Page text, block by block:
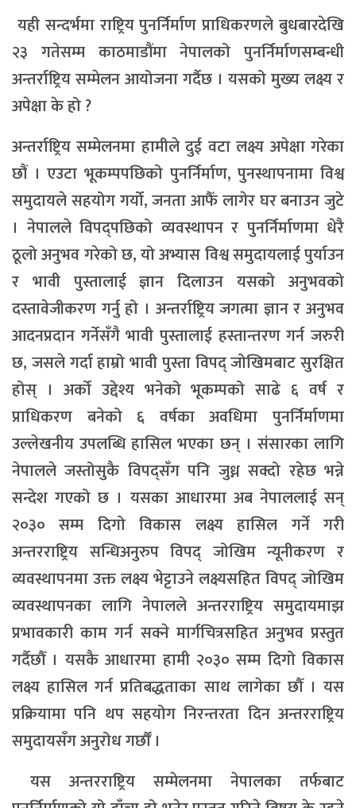
यही सन्दर्भमा राष्ट्रिय पुनर्निर्माण प्राधिकरणले बुधबारदेखि
२३ गतेसम्म काठमाडौंमा नेपालको पुनर्निर्माणसम्बन्धी
अन्तर्राष्ट्रिय सम्मेलन आयोजना गर्दैछ । यसको मुख्य लक्ष्य र
अपेक्षा के हो ?
अन्तर्राष्ट्रिय सम्मेलनमा हामीले दुई वटा लक्ष्य अपेक्षा गरेका
छौं । एउटा भूकम्पपछिको पुनर्निर्माण, पुनस्थापनामा विश्व
समुदायले सहयोग गर्यो, जनता आफैँ लागेर घर बनाउन जुटे
। नेपालले विपद्पछिको व्यवस्थापन र पुनर्निर्माणमा धेरै
ठूलो अनुभव गरेको छ, यो अभ्यास विश्व समुदायलाई पुर्याउन
र भावी पुस्तालाई ज्ञान दिलाउन यसको अनुभवको
दस्तावेजीकरण गर्नु हो । अन्तर्राष्ट्रिय जगत्मा ज्ञान र अनुभव
आदनप्रदान गर्नेसँगै भावी पुस्तालाई हस्तान्तरण गर्न जरुरी
छ, जसले गर्दा हाम्रो भावी पुस्ता विपद् जोखिमबाट सुरक्षित
होस् । अर्को उद्देश्य भनेको भूकम्पको साढे ६ वर्ष र
प्राधिकरण बनेको ६ वर्षका अवधिमा पुनर्निर्माणमा
उल्लेखनीय उपलब्धि हासिल भएका छन् । संसारका लागि
नेपालले जस्तोसुकै विपद्सँग पनि जुध्न सक्दो रहेछ भन्ने
सन्देश गएको छ । यसका आधारमा अब नेपाललाई सन्
२०३० सम्म दिगो विकास लक्ष्य हासिल गर्ने गरी
अन्तरराष्ट्रिय सन्धिअनुरुप विपद् जोखिम न्यूनीकरण र
व्यवस्थापनमा उक्त लक्ष्य भेट्टाउने लक्ष्यसहित विपद् जोखिम
व्यवस्थापनका लागि नेपालले अन्तरराष्ट्रिय समुदायमाझ
प्रभावकारी काम गर्न सक्ने मार्गचित्रसहित अनुभव प्रस्तुत
गर्दैछौँ । यसकै आधारमा हामी २०३० सम्म दिगो विकास
लक्ष्य हासिल गर्न प्रतिबद्धताका साथ लागेका छौँ । यस
प्रक्रियामा पनि थप सहयोग निरन्तरता दिन अन्तरराष्ट्रिय
समुदायसँग अनुरोध गर्छौँ ।
यस अन्तरराष्ट्रिय सम्मेलनमा नेपालका तर्फबाट